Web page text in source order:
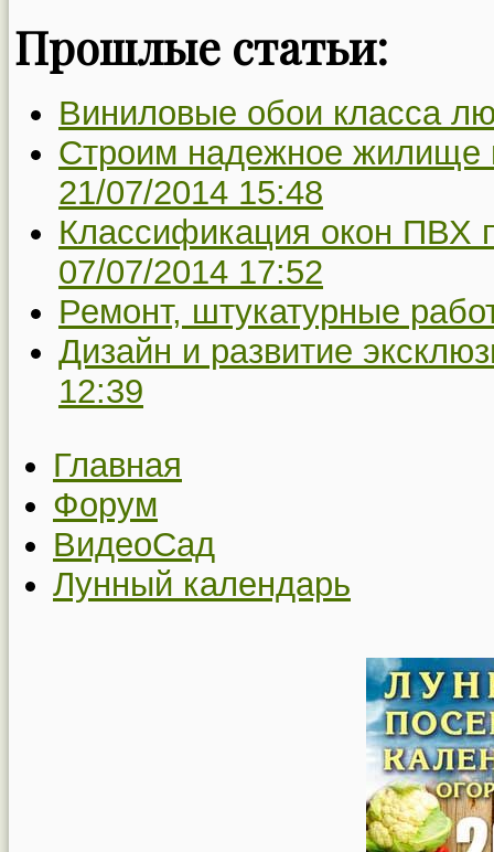
Прошлые статьи:
Виниловые обои класса
Строим надежное жилище
21/07/2014 15:48
Классификация окон ПВХ
07/07/2014 17:52
Ремонт, штукатурные
Дизайн и развитие
12:39
Главная
Форум
ВидеоСад
Лунный календарь